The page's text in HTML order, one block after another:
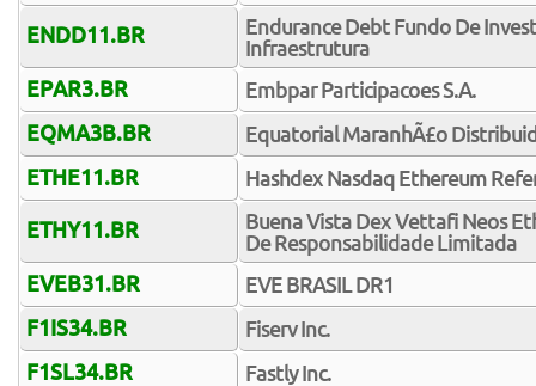
ENDD11.BR
Endurance Debt Fundo De
Infraestrutura
EPAR3.BR
Embpar Participacoes S.A.
EQMA3B.BR
Equatorial MaranhÃ£o
ETHE11.BR
Hashdex Nasdaq Ethereum
ETHY11.BR
Buena Vista Dex Vettafi Neos
De Responsabilidade Limitada
EVEB31.BR
EVE BRASIL DR1
F1IS34.BR
Fiserv Inc.
F1SL34.BR
Fastly Inc.